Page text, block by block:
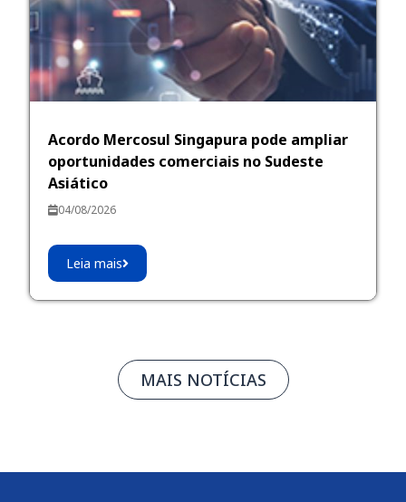
Acordo Mercosul Singapura pode ampliar
oportunidades comerciais no Sudeste
Asiático
04/08/2026
Leia mais
MAIS NOTÍCIAS